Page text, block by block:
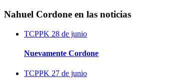
Nahuel Cordone en las noticias
TCPPK 28 de junio
Nuevamente Cordone
TCPPK 27 de junio